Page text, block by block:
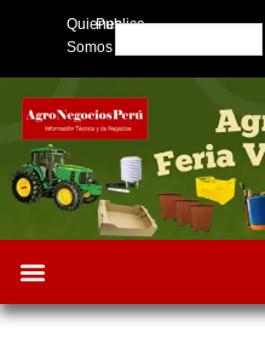
Quienes
Somos
Publica
Search